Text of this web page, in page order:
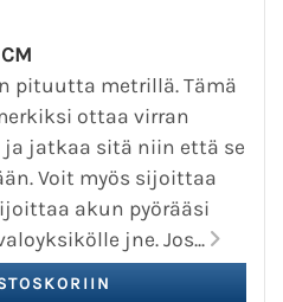
pituutta metrillä. Tämä
ottaa virran
jatkaa sitä niin että se
Voit myös sijoittaa
akun pyörääsi
jne. Jos...